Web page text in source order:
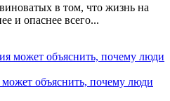
в том, что жизнь на
и опаснее всего...
объяснить, почему люди